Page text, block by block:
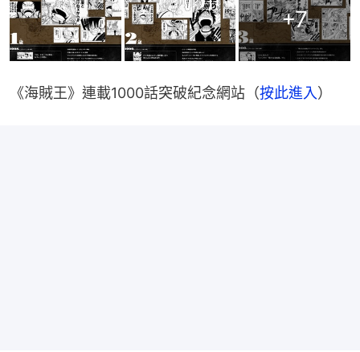
+7
《海賊王》連載1000話突破紀念網站（按此進入）